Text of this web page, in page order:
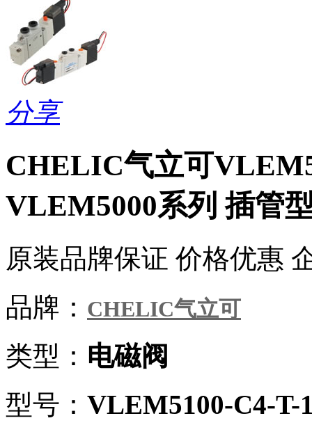
分享
CHELIC气立可
VLEM5000系列 插管
原装品牌保证 价格优惠
品牌： CHELIC气立可
类型： 电磁阀
型号： VLEM5100-C4-T-